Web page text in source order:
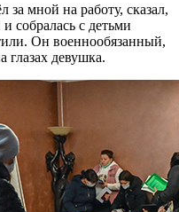
мной на работу, сказал,
собралась с детьми
Он военнообязанный,
глазах девушка.